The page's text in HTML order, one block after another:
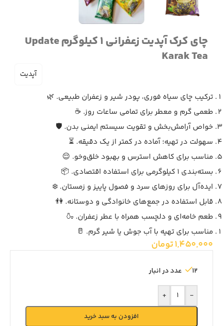
چای کرک آپدیت زعفرانی 1 کیلوگرم Update
Karak Tea
آپدیت
ترکیب چای سیاه فوری، پودر شیر و زعفران طبیعی. 🌿
طعمی گرم و معطر برای تمامی ساعات روز. ☕
خواص آرامش‌بخش و تقویت سیستم ایمنی بدن. 🛡️
سهولت در تهیه؛ آماده در کمتر از یک دقیقه. ⏳
مناسب برای کاهش استرس و بهبود خلق‌وخو. 😌
بسته‌بندی 1 کیلوگرمی برای استفاده اقتصادی. 📦
ایده‌آل برای روزهای سرد و فصول پاییز و زمستان. ❄️
قابل استفاده در جمع‌های خانوادگی و دوستانه. 👫
طعم خامه‌ای و دلچسب همراه با عطر زعفران. 🍶
مناسب برای تهیه با آب جوش یا شیر گرم. 🥛
1,450,000تومان
12 عدد در انبار
-
+
افزودن به سبد خرید